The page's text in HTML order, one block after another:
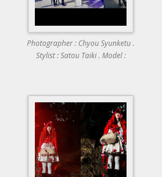
Photographer : Chyou Syunketu .
Stylist : Satou Taiki . Model :